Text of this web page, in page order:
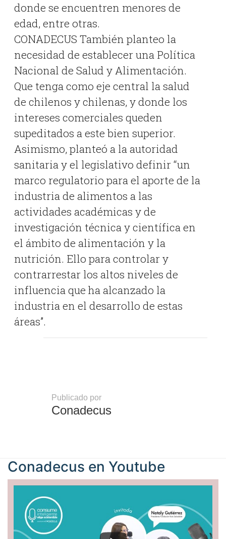
donde se encuentren menores de
edad, entre otras.
CONADECUS También planteo la
necesidad de establecer una Política
Nacional de Salud y Alimentación.
Que tenga como eje central la salud
de chilenos y chilenas, y donde los
intereses comerciales queden
supeditados a este bien superior.
Asimismo, planteó a la autoridad
sanitaria y el legislativo definir “un
marco regulatorio para el aporte de la
industria de alimentos a las
actividades académicas y de
investigación técnica y científica en
el ámbito de alimentación y la
nutrición. Ello para controlar y
contrarrestar los altos niveles de
influencia que ha alcanzado la
industria en el desarrollo de estas
áreas”.
Publicado por
Conadecus
Conadecus en Youtube